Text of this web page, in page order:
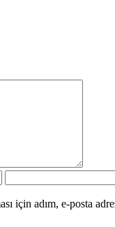
için adım, e-posta